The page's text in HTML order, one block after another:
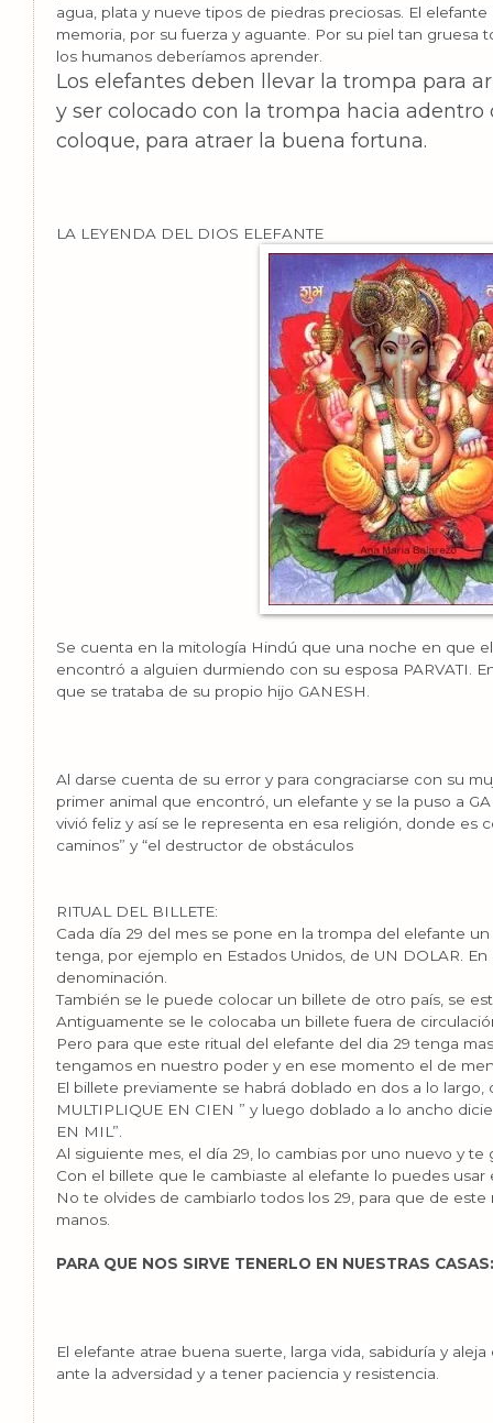
agua, plata y nueve tipos de piedras preciosas. El
memoria, por su fuerza y aguante. Por su piel tan gruesa
los humanos deberíamos aprender.
Los elefantes deben llevar la trompa para
y ser colocado con la trompa hacia adentro
coloque, para atraer la buena fortuna.
LA LEYENDA DEL DIOS ELEFANTE
Se cuenta en la mitología Hindú que una noche en que
encontró a alguien durmiendo con su esposa PARVATI.
que se trataba de su propio hijo GANESH.
Al darse cuenta de su error y para congraciarse con su
primer animal que encontró, un elefante y se la puso a
vivió feliz y así se le representa en esa religión, donde es
caminos” y “el destructor de obstáculos
RITUAL DEL BILLETE:
Cada día 29 del mes se pone en la trompa del elefante
tenga, por ejemplo en Estados Unidos, de UN DOLAR.
denominación.
También se le puede colocar un billete de otro país, se
Antiguamente se le colocaba un billete fuera de
Pero para que este ritual del elefante del dia 29 tenga
tengamos en nuestro poder y en ese momento el de
El billete previamente se habrá doblado en dos a lo largo,
MULTIPLIQUE EN CIEN ” y luego doblado a lo ancho
EN MIL”.
Al siguiente mes, el día 29, lo cambias por uno nuevo y te
Con el billete que le cambiaste al elefante lo puedes usar
No te olvides de cambiarlo todos los 29, para que de
manos.
PARA QUE NOS SIRVE TENERLO EN NUESTRAS CASAS:
El elefante atrae buena suerte, larga vida, sabiduría y
ante la adversidad y a tener paciencia y resistencia.